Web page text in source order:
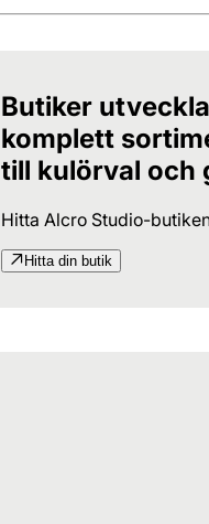
Butiker
komplett
till kulörval och
Hitta Alcro Studio-
Hitta din butik